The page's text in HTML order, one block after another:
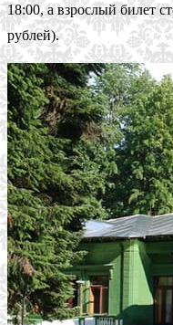
18:00, а взрослый билет
рублей).